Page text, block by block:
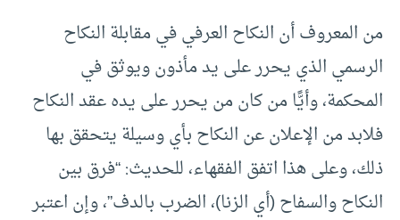
من المعروف أن النكاح العرفي في مقابلة النكاح
الرسمي الذي يحرر على يد مأذون ويوثق في
المحكمة، وأيًّا من كان من يحرر على يده عقد النكاح
فلابد من الإعلان عن النكاح بأي وسيلة يتحقق بها
ذلك، وعلى هذا اتفق الفقهاء، للحديث: “فرق بين
النكاح والسفاح (أي الزنا)، الضرب بالدف”، وإن اعتبر